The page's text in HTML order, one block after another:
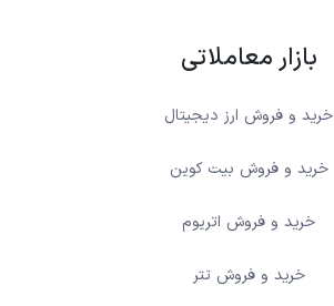
بازار معاملاتی
خرید و فروش ارز دیجیتال
خرید و فروش بیت کوین
خرید و فروش اتریوم
خرید و فروش تتر